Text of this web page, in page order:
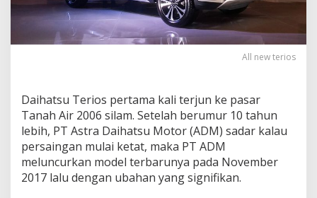
All new terios
Daihatsu Terios pertama kali terjun ke pasar
Tanah Air 2006 silam. Setelah berumur 10 tahun
lebih, PT Astra Daihatsu Motor (ADM) sadar kalau
persaingan mulai ketat, maka PT ADM
meluncurkan model terbarunya pada November
2017 lalu dengan ubahan yang signifikan.